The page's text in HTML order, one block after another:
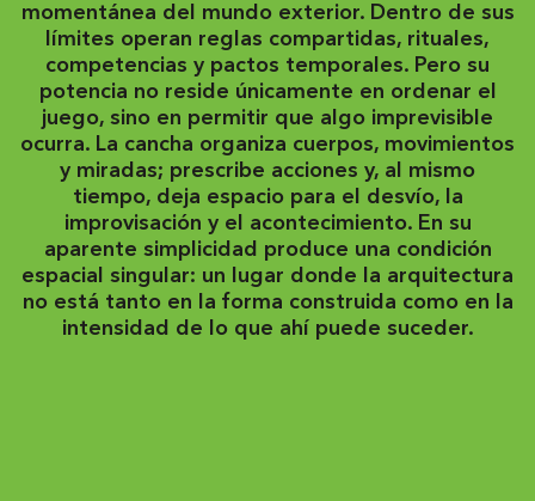
momentánea del mundo exterior. Dentro de sus
límites operan reglas compartidas, rituales,
competencias y pactos temporales. Pero su
potencia no reside únicamente en ordenar el
juego, sino en permitir que algo imprevisible
ocurra. La cancha organiza cuerpos, movimientos
y miradas; prescribe acciones y, al mismo
tiempo, deja espacio para el desvío, la
improvisación y el acontecimiento. En su
aparente simplicidad produce una condición
espacial singular: un lugar donde la arquitectura
no está tanto en la forma construida como en la
intensidad de lo que ahí puede suceder.